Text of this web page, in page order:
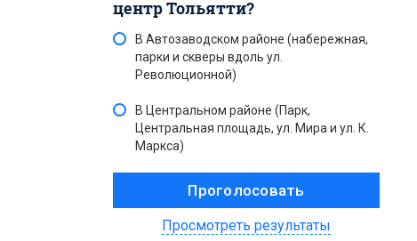
центр Тольятти?
В Автозаводском районе (набережная,
парки и скверы вдоль ул.
Революционной)
В Центральном районе (Парк,
Центральная площадь, ул. Мира и ул. К.
Маркса)
Просмотреть результаты